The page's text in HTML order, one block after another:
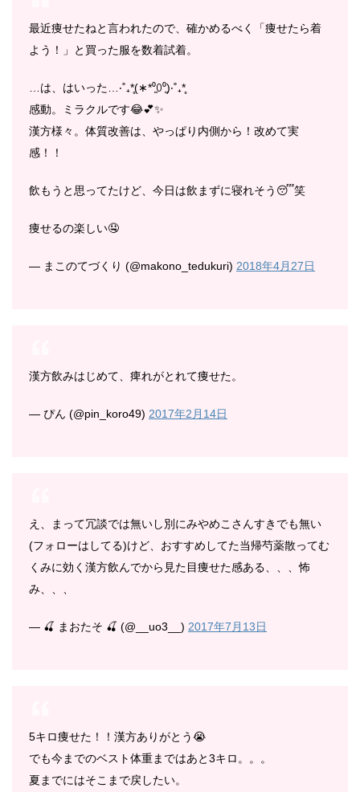
最近痩せたねと言われたので、確かめるべく「痩せたら着
よう！」と買った服を数着試着。
…は、はいった…‧˚₊*̥(∗︎*⁰͈꒨⁰͈)‧˚₊*̥
感動。ミラクルです😂💕✨
漢方様々。体質改善は、やっぱり内側から！改めて実
感！！
飲もうと思ってたけど、今日は飲まずに寝れそう😴笑
痩せるの楽しい🤤
— まこのてづくり (@makono_tedukuri) 2018年4月27日
漢方飲みはじめて、痺れがとれて痩せた。
— ぴん (@pin_koro49) 2017年2月14日
え、まって冗談では無いし別にみやめこさんすきでも無い
(フォローはしてる)けど、おすすめしてた当帰芍薬散ってむ
くみに効く漢方飲んでから見た目痩せた感ある、、、怖
み、、、
— 🍒 まおたそ 🍒 (@__uo3__) 2017年7月13日
5キロ痩せた！！漢方ありがとう😭
でも今までのベスト体重まではあと3キロ。。。
夏までにはそこまで戻したい。